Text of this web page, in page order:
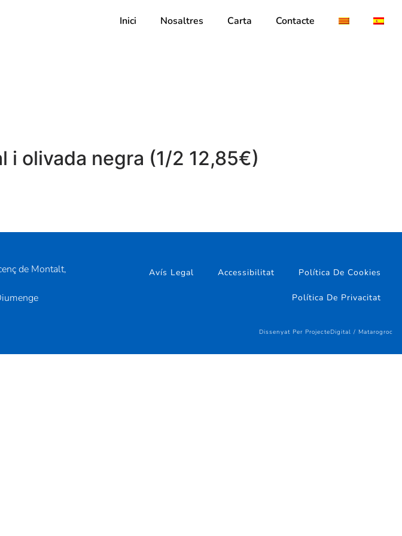
Inici Nosaltres Carta Contacte
i olivada negra (1/2 12,85€)
de Montalt,
Avís Legal Accessibilitat Política De Cookies
Política De Privacitat
Dissenyat Per ProjecteDigital / Matarogroc